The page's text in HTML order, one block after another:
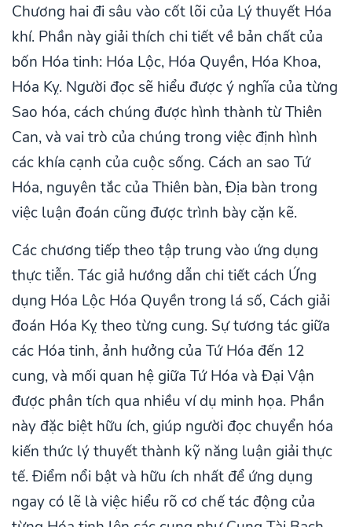
Chương hai đi sâu vào cốt lõi của Lý thuyết Hóa
khí. Phần này giải thích chi tiết về bản chất của
bốn Hóa tinh: Hóa Lộc, Hóa Quyền, Hóa Khoa,
Hóa Kỵ. Người đọc sẽ hiểu được ý nghĩa của từng
Sao hóa, cách chúng được hình thành từ Thiên
Can, và vai trò của chúng trong việc định hình
các khía cạnh của cuộc sống. Cách an sao Tứ
Hóa, nguyên tắc của Thiên bàn, Địa bàn trong
việc luận đoán cũng được trình bày cặn kẽ.
Các chương tiếp theo tập trung vào ứng dụng
thực tiễn. Tác giả hướng dẫn chi tiết cách Ứng
dụng Hóa Lộc Hóa Quyền trong lá số, Cách giải
đoán Hóa Kỵ theo từng cung. Sự tương tác giữa
các Hóa tinh, ảnh hưởng của Tứ Hóa đến 12
cung, và mối quan hệ giữa Tứ Hóa và Đại Vận
được phân tích qua nhiều ví dụ minh họa. Phần
này đặc biệt hữu ích, giúp người đọc chuyển hóa
kiến thức lý thuyết thành kỹ năng luận giải thực
tế. Điểm nổi bật và hữu ích nhất để ứng dụng
ngay có lẽ là việc hiểu rõ cơ chế tác động của